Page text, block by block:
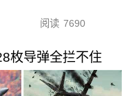
阅读 7690
枚导弹全拦不住